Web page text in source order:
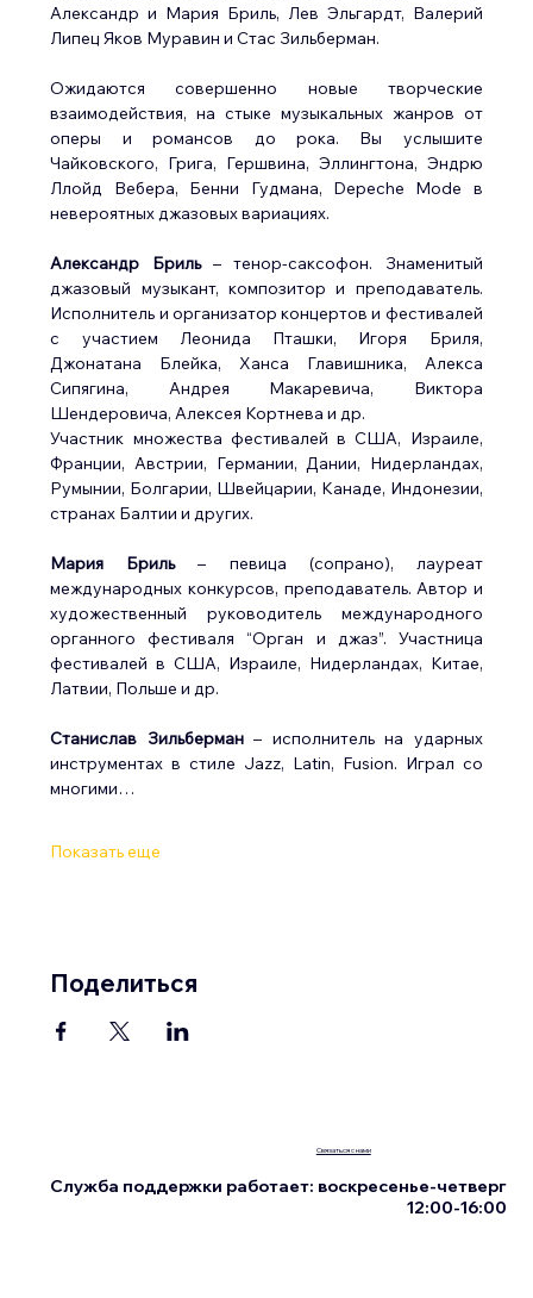
Александр и Мария Бриль, Лев Эльгардт, Валерий
Липец Яков Муравин и Стас Зильберман.
Ожидаются совершенно новые творческие
взаимодействия, на стыке музыкальных жанров от
оперы и романсов до рока. Вы услышите
Чайковского, Грига, Гершвина, Эллингтона, Эндрю
Ллойд Вебера, Бенни Гудмана, Depeche Mode в
невероятных джазовых вариациях.
Александр Бриль – тенор-саксофон. Знаменитый
джазовый музыкант, композитор и преподаватель.
Исполнитель и организатор концертов и фестивалей
с участием Леонида Пташки, Игоря Бриля,
Джонатана Блейка, Ханса Главишника, Алекса
Сипягина, Андрея Макаревича, Виктора
Шендеровича, Алексея Кортнева и др.
Участник множества фестивалей в США, Израиле,
Франции, Австрии, Германии, Дании, Нидерландах,
Румынии, Болгарии, Швейцарии, Канаде, Индонезии,
странах Балтии и других.
Мария Бриль – певица (сопрано), лауреат
международных конкурсов, преподаватель. Автор и
художественный руководитель международного
органного фестиваля “Орган и джаз”. Участница
фестивалей в США, Израиле, Нидерландах, Китае,
Латвии, Польше и др.
Станислав Зильберман – исполнитель на ударных
инструментах в стиле Jazz, Latin, Fusion. Играл со
многими…
Показать еще
Поделиться
Связаться с нами
Служба поддержки работает: воскресенье-четверг
12:00-16:00